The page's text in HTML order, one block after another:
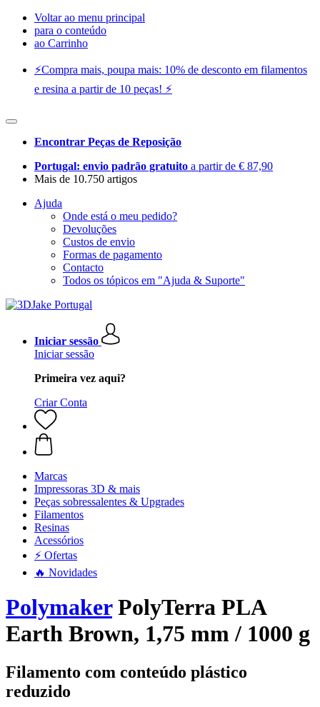
Voltar ao menu principal
para o conteúdo
ao Carrinho
⚡️Compra mais, poupa mais: 10% de desconto em filamentos
e resina a partir de 10 peças! ⚡️
Encontrar Peças de Reposição
Portugal: envio padrão gratuito a partir de € 87,90
Mais de 10.750 artigos
Ajuda
Onde está o meu pedido?
Devoluções
Custos de envio
Formas de pagamento
Contacto
Todos os tópicos em "Ajuda & Suporte"
Iniciar sessão
Iniciar sessão
Primeira vez aqui?
Criar Conta
Marcas
Impressoras 3D & mais
Peças sobressalentes & Upgrades
Filamentos
Resinas
Acessórios
⚡ Ofertas
🔥 Novidades
PolymakerPolyTerra PLA
Earth Brown, 1,75 mm / 1000 g
Filamento com conteúdo plástico
reduzido